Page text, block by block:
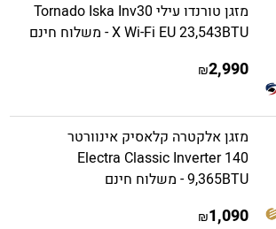
מזגן טורנדו עילי Tornado Iska Inv30
X Wi-Fi EU 23,543BTU - משלוח חינם
2,990
₪
מזגן אלקטרה קלאסיק אינוורטר
Electra Classic Inverter 140
9,365BTU - משלוח חינם
1,090
₪